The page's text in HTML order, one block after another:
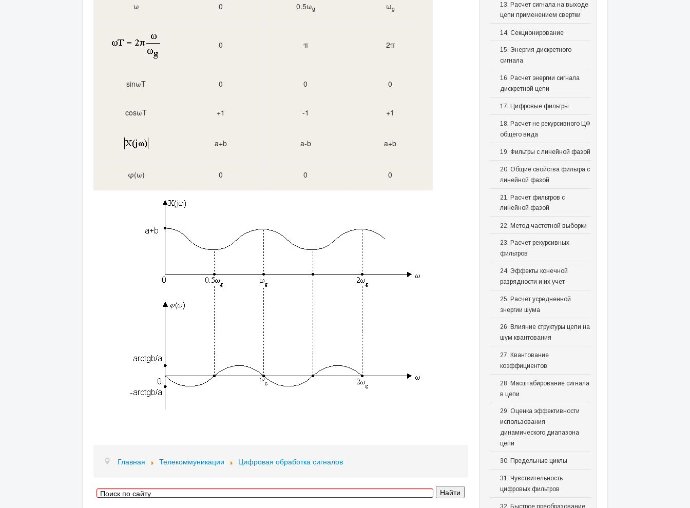
ω 0 0.5ωg ωg
0 π 2π
sinωT 0 0 0
cosωT +1 -1 +1
a+b a-b a+b
φ(ω) 0 0 0
Главная Телекоммуникации Цифровая обработка сигналов
13. Расчет сигнала на выходе
цепи применением свертки
14. Секционирование
15. Энергия дискретного
сигнала
16. Расчет энергии сигнала
дискретной цепи
17. Цифровые фильтры
18. Расчет не рекурсивного ЦФ
общего вида
19. Фильтры с линейной фазой
20. Общие свойства фильтра с
линейной фазой
21. Расчет фильтров с
линейной фазой
22. Метод частотной выборки
23. Расчет рекурсивных
фильтров
24. Эффекты конечной
разрядности и их учет
25. Расчет усредненной
энергии шума
26. Влияние структуры цепи на
шум квантования
27. Квантование
коэффициентов
28. Масштабирование сигнала
в цепи
29. Оценка эффективности
использования
динамического диапазона
цепи
30. Предельные циклы
31. Чувствительность
цифровых фильтров
32. Быстрое преобразование